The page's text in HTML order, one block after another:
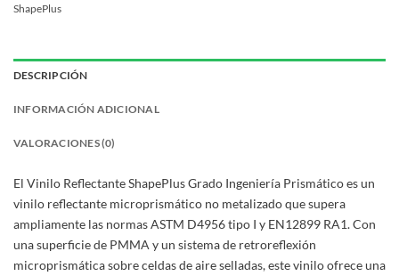
ShapePlus
DESCRIPCIÓN
INFORMACIÓN ADICIONAL
VALORACIONES (0)
El Vinilo Reflectante ShapePlus Grado Ingeniería Prismático es un
vinilo reflectante microprismático no metalizado que supera
ampliamente las normas ASTM D4956 tipo I y EN12899 RA1. Con
una superficie de PMMA y un sistema de retroreflexión
microprismática sobre celdas de aire selladas, este vinilo ofrece una